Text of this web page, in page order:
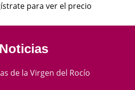
para ver el precio
de la Virgen del Rocío